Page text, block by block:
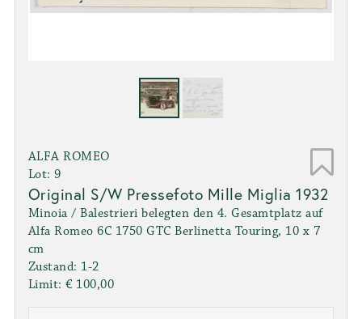
ALFA ROMEO
Lot: 9
Original S/W Pressefoto Mille Miglia 1932
Minoia / Balestrieri belegten den 4. Gesamtplatz auf
Alfa Romeo 6C 1750 GTC Berlinetta Touring, 10 x 7
cm
Zustand: 1-2
Limit: € 100,00